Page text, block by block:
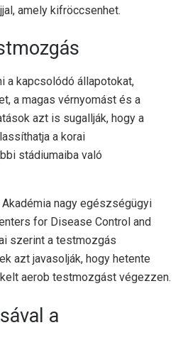
amely kifröccsenhet.
a kapcsolódó állapotokat,
a magas vérnyomást és a
azt is sugallják, hogy a
a korai
stádiumaiba való
nagy egészségügyi
for Disease Control and
szerint a testmozgás
azt javasolják, hogy hetente
aerob testmozgást végezzen.
a